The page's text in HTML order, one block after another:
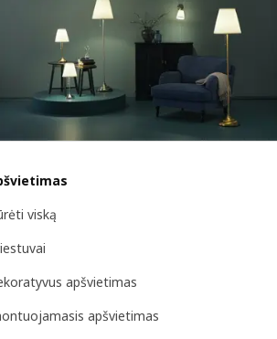
viską
apšvietimas
apšvietimas